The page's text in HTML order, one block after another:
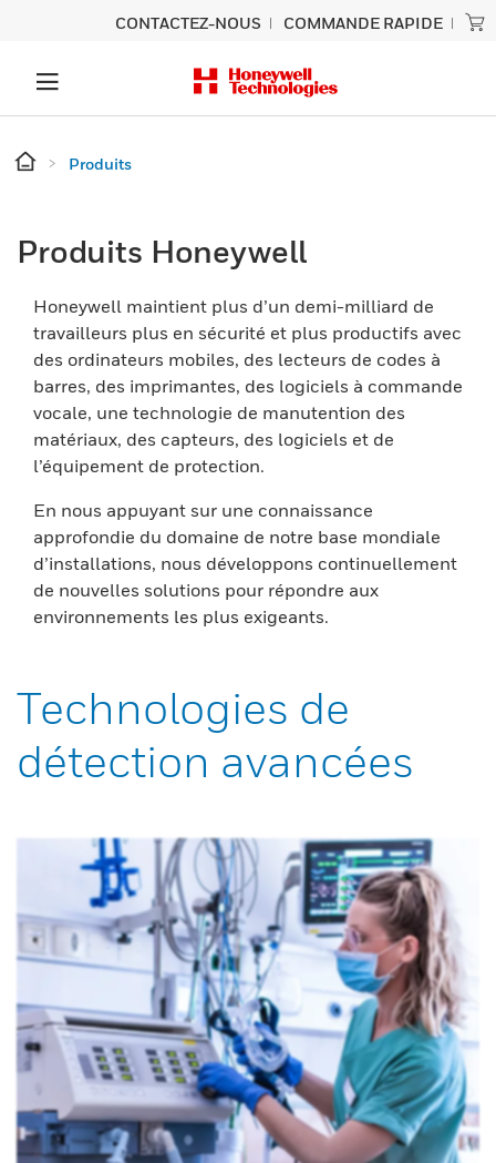
CONTACTEZ-NOUS COMMANDE RAPIDE
Produits
Produits Honeywell
Honeywell maintient plus d’un demi-milliard de
travailleurs plus en sécurité et plus productifs avec
des ordinateurs mobiles, des lecteurs de codes à
barres, des imprimantes, des logiciels à commande
vocale, une technologie de manutention des
matériaux, des capteurs, des logiciels et de
l’équipement de protection.
En nous appuyant sur une connaissance
approfondie du domaine de notre base mondiale
d’installations, nous développons continuellement
de nouvelles solutions pour répondre aux
environnements les plus exigeants.
Technologies de
détection avancées